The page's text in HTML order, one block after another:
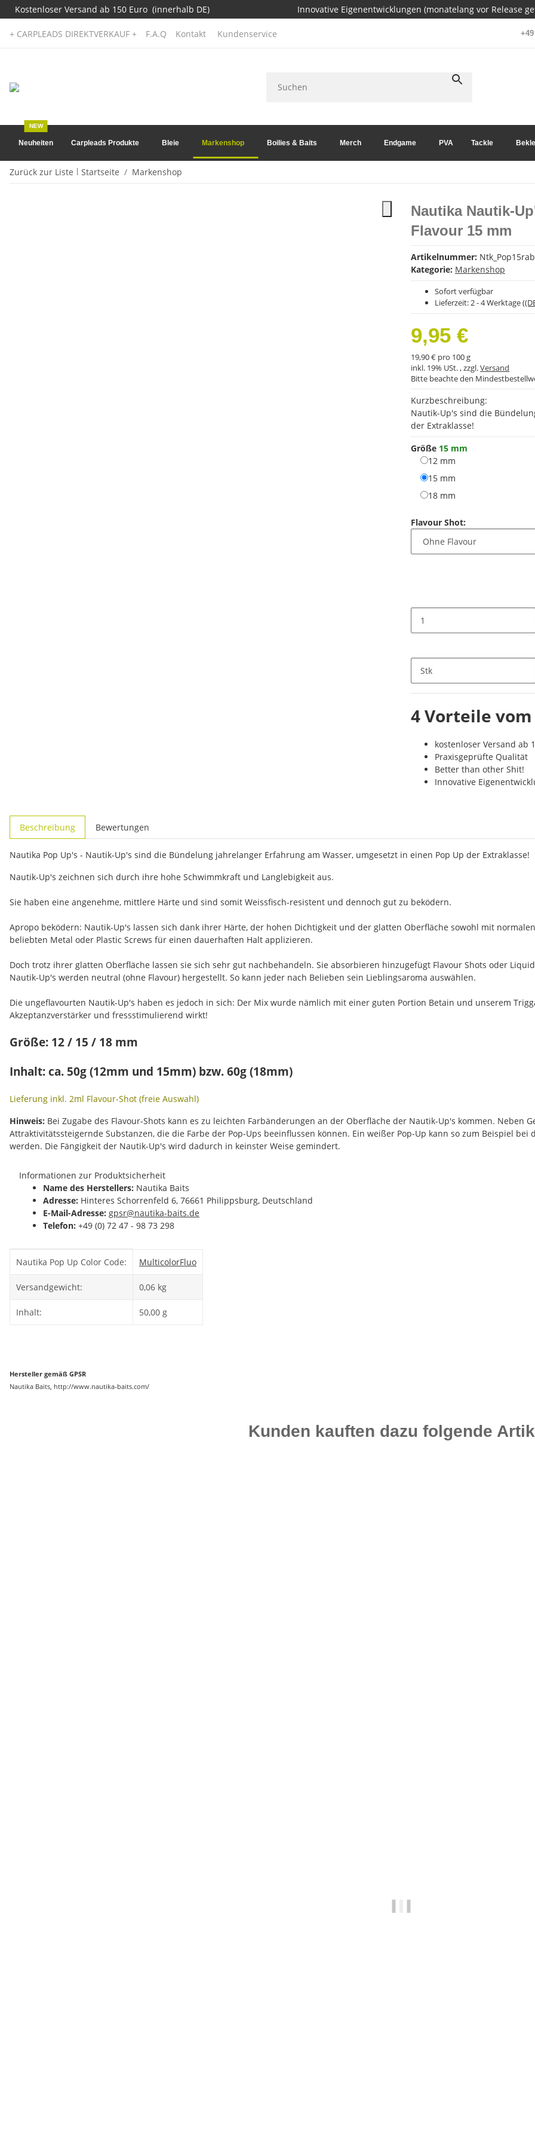
Kostenloser Versand ab 150 Euro (innerhalb DE) Innovative Eigenentwicklungen (monatelang vor Release
+ CARPLEADS DIREKTVERKAUF + F.A.Q Kontakt Kundenservice
Neuheiten
NEW
Carpleads Produkte Bleie Markenshop Boilies & Baits Merch Endgame PVA Tackle
Zurück zur Liste Startseite Markenshop
Nautika Nautik-
Flavour 15 mm
Artikelnummer:
Kategorie: Markenshop
Sofort verfügbar
Lieferzeit: 2 - 4 Werktage
9,95 €
19,90 € pro 100 g
inkl. 19% USt. , zzgl.Versand
Bitte beachte den
Kurzbeschreibung:
Nautik-Up's sind die
der Extraklasse!
Größe 15 mm
12 mm
15 mm
18 mm
Flavour Shot:
Stk
4 Vorteile
kostenloser Versand ab
Praxisgeprüfte Qualität
Better than other Shit!
Innovative
Beschreibung Bewertungen
Nautika Pop Up's - Nautik-Up's sind die Bündelung jahrelanger Erfahrung am Wasser, umgesetzt in einen Pop Up der Extraklasse!
Nautik-Up's zeichnen sich durch ihre hohe Schwimmkraft und Langlebigkeit aus.
Sie haben eine angenehme, mittlere Härte und sind somit Weissfisch-resistent und dennoch gut zu beködern.
Apropo beködern: Nautik-Up's lassen sich dank ihrer Härte, der hohen Dichtigkeit und der glatten Oberfläche sowohl mit
beliebten Metal oder Plastic Screws für einen dauerhaften Halt applizieren.
Doch trotz ihrer glatten Oberfläche lassen sie sich sehr gut nachbehandeln. Sie absorbieren hinzugefügt Flavour Shots oder
Nautik-Up's werden neutral (ohne Flavour) hergestellt. So kann jeder nach Belieben sein Lieblingsaroma auswählen.
Die ungeflavourten Nautik-Up's haben es jedoch in sich: Der Mix wurde nämlich mit einer guten Portion Betain und unserem
Akzeptanzverstärker und fressstimulierend wirkt!
Größe: 12 / 15 / 18 mm
Inhalt: ca. 50g (12mm und 15mm) bzw. 60g (18mm)
Lieferung inkl. 2ml Flavour-Shot (freie Auswahl)
Hinweis: Bei Zugabe des Flavour-Shots kann es zu leichten Farbänderungen an der Oberfläche der Nautik-Up's kommen. Neben
Attraktivitätssteigernde Substanzen, die die Farbe der Pop-Ups beeinflussen können. Ein weißer Pop-Up kann so zum Beispiel
werden. Die Fängigkeit der Nautik-Up's wird dadurch in keinster Weise gemindert.
Informationen zur Produktsicherheit
Name des Herstellers: Nautika Baits
Adresse: Hinteres Schorrenfeld 6, 76661 Philippsburg, Deutschland
E-Mail-Adresse: gpsr@nautika-baits.de
Telefon: +49 (0) 72 47 - 98 73 298
Nautika Pop Up Color Code: MulticolorFluo
Versandgewicht: 0,06 kg
Inhalt: 50,00 g
Hersteller gemäß GPSR
Nautika Baits, http://www.nautika-baits.com/
Kunden kauften dazu folgende